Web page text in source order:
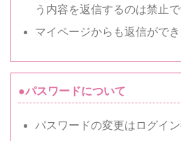
う内容を返信するのは禁止で
マイページからも返信がで
●パスワードについて
パスワードの変更はログイ